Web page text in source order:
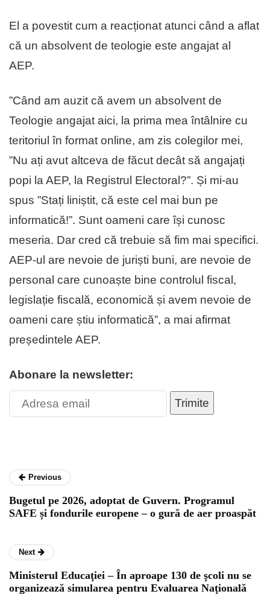
El a povestit cum a reacționat atunci când a aflat
că un absolvent de teologie este angajat al
AEP.
”Când am auzit că avem un absolvent de
Teologie angajat aici, la prima mea întâlnire cu
teritoriul în format online, am zis colegilor mei,
”Nu ați avut altceva de făcut decât să angajați
popi la AEP, la Registrul Electoral?”. Și mi-au
spus ”Stați liniștit, că este cel mai bun pe
informatică!”. Sunt oameni care își cunosc
meseria. Dar cred că trebuie să fim mai specifici.
AEP-ul are nevoie de juriști buni, are nevoie de
personal care cunoaște bine controlul fiscal,
legislație fiscală, economică și avem nevoie de
oameni care știu informatică”, a mai afirmat
președintele AEP.
Abonare la newsletter:
Trimite
Previous
Bugetul pe 2026, adoptat de Guvern. Programul
SAFE și fondurile europene – o gură de aer proaspăt
Next
Ministerul Educaţiei – În aproape 130 de şcoli nu se
organizează simularea pentru Evaluarea Naţională